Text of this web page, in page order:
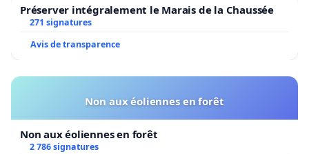
Préserver intégralement le Marais de la Chaussée
271 signatures
Avis de transparence
Non aux éoliennes en forêt
Non aux éoliennes en forêt
2 786 signatures